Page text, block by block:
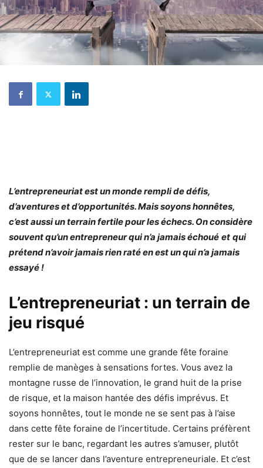
L’entrepreneuriat est un monde rempli de défis,
d’aventures et d’opportunités. Mais soyons honnêtes,
c’est aussi un terrain fertile pour les échecs. On considère
souvent qu’un entrepreneur qui n’a jamais échoué et qui
prétend n’avoir jamais rien raté en est un qui n’a jamais
essayé !
L’entrepreneuriat : un terrain de
jeu risqué
L’entrepreneuriat est comme une grande fête foraine
remplie de manèges à sensations fortes. Vous avez la
montagne russe de l’innovation, le grand huit de la prise
de risque, et la maison hantée des défis imprévus. Et
soyons honnêtes, tout le monde ne se sent pas à l’aise
dans cette fête foraine de l’incertitude. Certains préfèrent
rester sur le banc, regardant les autres s’amuser, plutôt
que de se lancer dans l’aventure entrepreneuriale. Et c’est